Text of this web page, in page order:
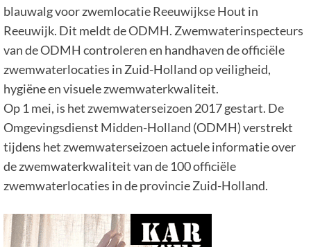
blauwalg voor zwemlocatie Reeuwijkse Hout in
Reeuwijk. Dit meldt de ODMH. Zwemwaterinspecteurs
van de ODMH controleren en handhaven de officiële
zwemwaterlocaties in Zuid-Holland op veiligheid,
hygiëne en visuele zwemwaterkwaliteit.
Op 1 mei, is het zwemwaterseizoen 2017 gestart. De
Omgevingsdienst Midden-Holland (ODMH) verstrekt
tijdens het zwemwaterseizoen actuele informatie over
de zwemwaterkwaliteit van de 100 officiële
zwemwaterlocaties in de provincie Zuid-Holland.